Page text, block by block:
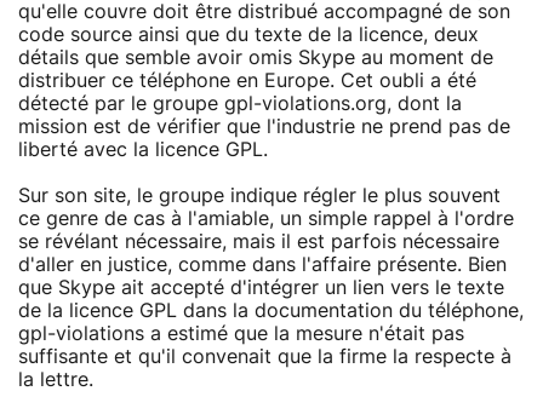
qu'elle couvre doit être distribué accompagné de son
code source ainsi que du texte de la licence, deux
détails que semble avoir omis Skype au moment de
distribuer ce téléphone en Europe. Cet oubli a été
détecté par le groupe gpl-violations.org, dont la
mission est de vérifier que l'industrie ne prend pas de
liberté avec la licence GPL.
Sur son site, le groupe indique régler le plus souvent
ce genre de cas à l'amiable, un simple rappel à l'ordre
se révélant nécessaire, mais il est parfois nécessaire
d'aller en justice, comme dans l'affaire présente. Bien
que Skype ait accepté d'intégrer un lien vers le texte
de la licence GPL dans la documentation du téléphone,
gpl-violations a estimé que la mesure n'était pas
suffisante et qu'il convenait que la firme la respecte à
la lettre.